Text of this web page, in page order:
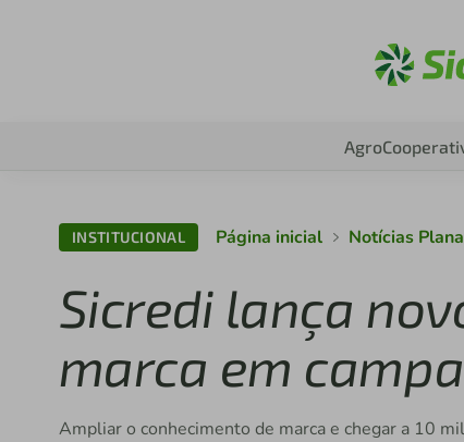
Agro
INSTITUCIONAL Página inicial Notícias
Sicredi lança
marca em
Ampliar o conhecimento de marca e chegar a 10